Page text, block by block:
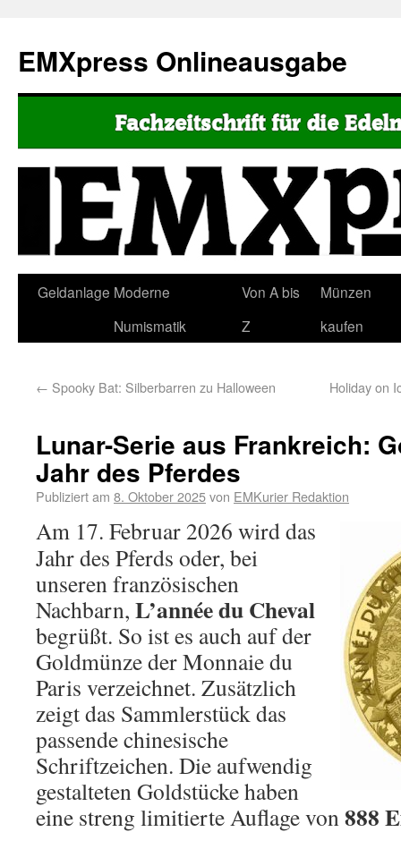
EMXpress Onlineausgabe
Geldanlage Moderne
Numismatik
Von A bis
Z
Münzen
kaufen
← Spooky Bat: Silberbarren zu Halloween Holiday on
Lunar-Serie aus Frankreich:
Jahr des Pferdes
Publiziert am 8. Oktober 2025von EMKurier Redaktion
Am 17. Februar 2026 wird das
Jahr des Pferds oder, bei
unseren französischen
Nachbarn, L’année du Cheval
begrüßt. So ist es auch auf der
Goldmünze der Monnaie du
Paris verzeichnet. Zusätzlich
zeigt das Sammlerstück das
passende chinesische
Schriftzeichen. Die aufwendig
gestalteten Goldstücke haben
eine streng limitierte Auflage von888